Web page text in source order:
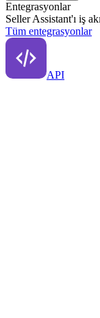
Entegrasyonlar
Seller Assistant'ı iş
Tüm entegrasyonlar
API